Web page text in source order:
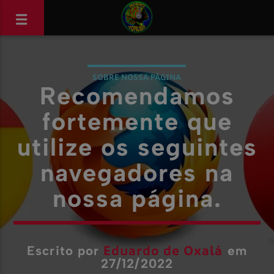
SOBRE NOSSA PÁGINA
Recomendamos
fortemente que
utilize os seguintes
navegadores na
nossa página.
Escrito por Eduardo de Oxalá em
27/12/2022